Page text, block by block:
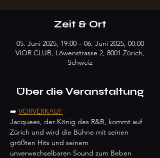
Zeit & Ort
05. Juni 2025, 19:00 – 06. Juni 2025, 00:00
VIOR CLUB, Löwenstrasse 2, 8001 Zürich,
Schweiz
Über die Veranstaltung
➡️ VORVERKAUF
Jacquees, der König des R&B, kommt auf
Zürich und wird die Bühne mit seinen
größten Hits und seinem
unverwechselbaren Sound zum Beben